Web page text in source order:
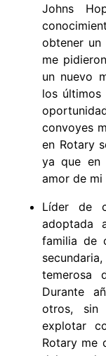
Johns
obtener un
me
un nuevo
los últimos
convoyes
en Rotary
ya que en
amor de mi
Líder de
adoptada
familia de
temerosa
Durante
otros, sin
explotar
Rotary me